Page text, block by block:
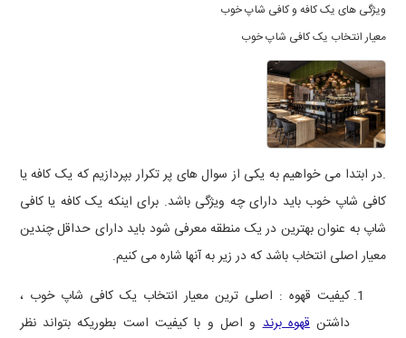
ویژگی های یک کافه و کافی شاپ خوب
معیار انتخاب یک کافی شاپ خوب
.در ابتدا می خواهیم به یکی از سوال های پر تکرار بپردازیم که یک کافه یا
کافی شاپ خوب باید دارای چه ویژگی باشد. برای اینکه یک کافه یا کافی
شاپ به عنوان بهترین در یک منطقه معرفی شود باید دارای حداقل چندین
معیار اصلی انتخاب باشد که در زیر به آنها شاره می کنیم.
کیفیت قهوه : اصلی ترین معیار انتخاب یک کافی شاپ خوب ،
داشتنقهوه برندو اصل و با کیفیت است بطوریکه بتواند نظر